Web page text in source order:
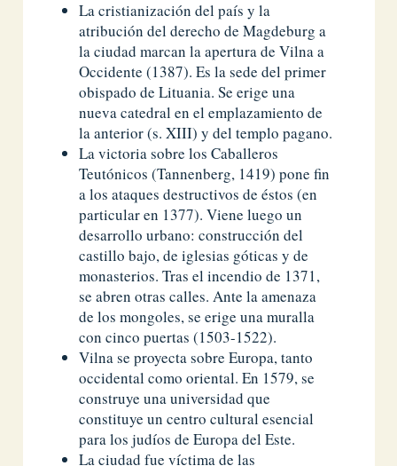
La cristianización del país y la
atribución del derecho de Magdeburg a
la ciudad marcan la apertura de Vilna a
Occidente (1387). Es la sede del primer
obispado de Lituania. Se erige una
nueva catedral en el emplazamiento de
la anterior (s. XIII) y del templo pagano.
La victoria sobre los Caballeros
Teutónicos (Tannenberg, 1419) pone fin
a los ataques destructivos de éstos (en
particular en 1377). Viene luego un
desarrollo urbano: construcción del
castillo bajo, de iglesias góticas y de
monasterios. Tras el incendio de 1371,
se abren otras calles. Ante la amenaza
de los mongoles, se erige una muralla
con cinco puertas (1503-1522).
Vilna se proyecta sobre Europa, tanto
occidental como oriental. En 1579, se
construye una universidad que
constituye un centro cultural esencial
para los judíos de Europa del Este.
La ciudad fue víctima de las